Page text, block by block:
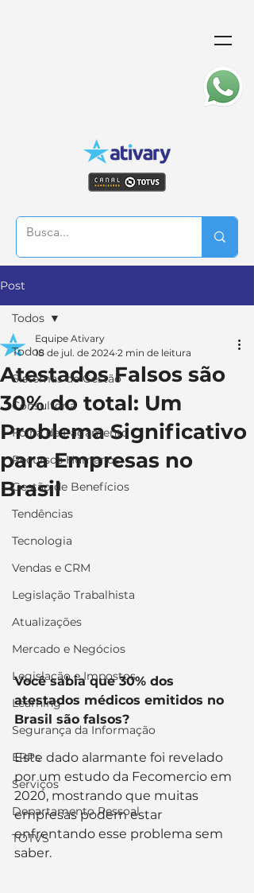
Post
Todos
Sistemas de Gestão
Consultoria
Folha de Pagamento
Recursos Humanos
Gestão de Benefícios
Tendências
Tecnologia
Vendas e CRM
Legislação Trabalhista
Atualizações
Mercado e Negócios
Legislação e Impostos
Learning
Segurança da Informação
ERPs
Serviços
Departamento Pessoal
TOTVS
Todos
Atestados Falsos são
30% do total: Um
Problema Significativo
para Empresas no
Brasil
Equipe Ativary
18 de jul. de 2024 2 min de leitura
Você sabia que 30% dos
atestados médicos emitidos no
Brasil são falsos?
Este dado alarmante foi revelado
por um estudo da Fecomercio em
2020, mostrando que muitas
empresas podem estar
enfrentando esse problema sem
saber.